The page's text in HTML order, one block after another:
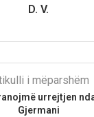
D. V.
i mëparshëm
urrejtjen
Gjermani